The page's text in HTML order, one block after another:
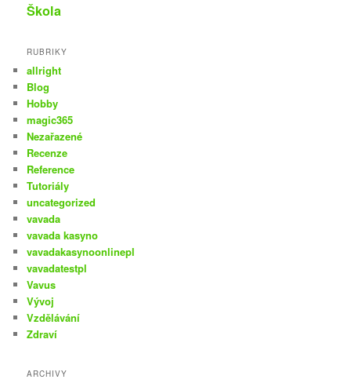
Škola
RUBRIKY
allright
Blog
Hobby
magic365
Nezařazené
Recenze
Reference
Tutoriály
uncategorized
vavada
vavada kasyno
vavadakasynoonlinepl
vavadatestpl
Vavus
Vývoj
Vzdělávání
Zdraví
ARCHIVY